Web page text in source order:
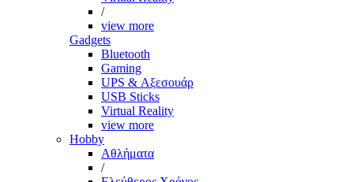
/
view more
Gadgets
Bluetooth
Gaming
UPS & Αξεσουάρ
USB Sticks
Virtual Reality
view more
Hobby
Αθλήματα
/